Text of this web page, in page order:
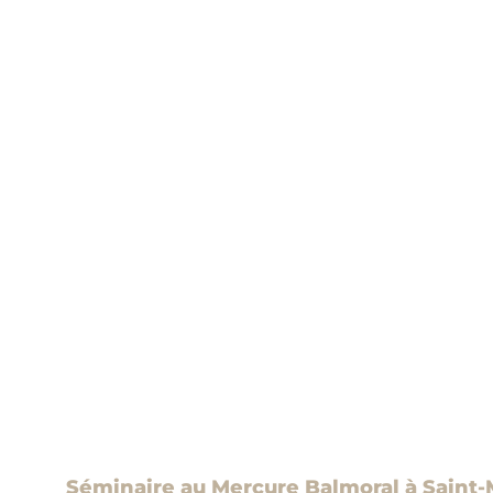
Séminaire au Mercure Balmoral à Saint-